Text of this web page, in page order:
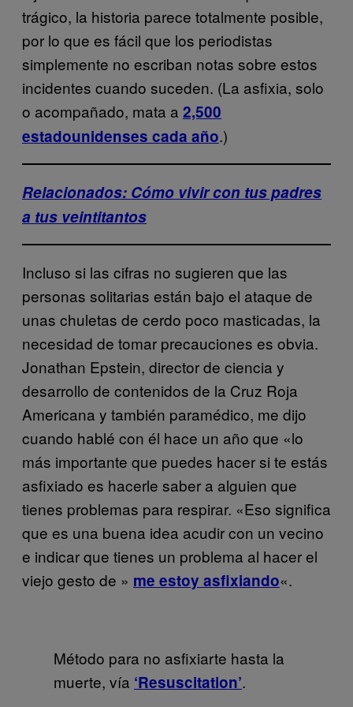
trágico, la historia parece totalmente posible,
por lo que es fácil que los periodistas
simplemente no escriban notas sobre estos
incidentes cuando suceden. (La asfixia, solo
o acompañado, mata a 2,500
estadounidenses cada año.)
Relacionados: Cómo vivir con tus padres
a tus veintitantos
Incluso si las cifras no sugieren que las
personas solitarias están bajo el ataque de
unas chuletas de cerdo poco masticadas, la
necesidad de tomar precauciones es obvia.
Jonathan Epstein, director de ciencia y
desarrollo de contenidos de la Cruz Roja
Americana y también paramédico, me dijo
cuando hablé con él hace un año que «lo
más importante que puedes hacer si te estás
asfixiado es hacerle saber a alguien que
tienes problemas para respirar. «Eso significa
que es una buena idea acudir con un vecino
e indicar que tienes un problema al hacer el
viejo gesto de » me estoy asfixiando«.
Método para no asfixiarte hasta la
muerte, vía ‘Resuscitation’.